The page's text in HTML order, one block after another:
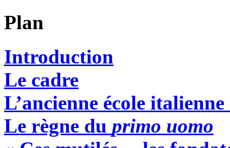
Plan
Introduction
Le cadre
L’ancienne école
Le règne du primo uomo